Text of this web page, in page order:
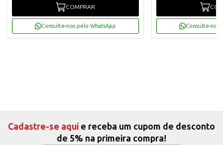
COMPRAR
Consulte-nos pelo WhatsApp Consulte-nos
Cadastre-se aqui e receba um cupom de desconto
de 5% na primeira compra!